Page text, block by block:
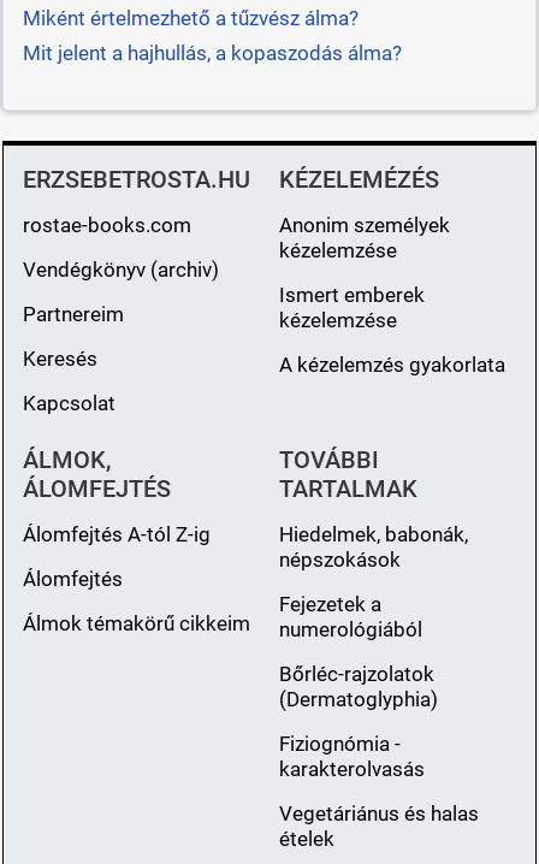
Miként értelmezhető a tűzvész álma?
Mit jelent a hajhullás, a kopaszodás álma?
ERZSEBETROSTA.HU
rostae-books.com
Vendégkönyv (archiv)
Partnereim
Keresés
Kapcsolat
KÉZELEMÉZÉS
Anonim személyek
kézelemzése
Ismert emberek
kézelemzése
A kézelemzés gyakorlata
ÁLMOK,
ÁLOMFEJTÉS
Álomfejtés A-tól Z-ig
Álomfejtés
Álmok témakörű cikkeim
TOVÁBBI
TARTALMAK
Hiedelmek, babonák,
népszokások
Fejezetek a
numerológiából
Bőrléc-rajzolatok
(Dermatoglyphia)
Fiziognómia -
karakterolvasás
Vegetáriánus és halas
ételek